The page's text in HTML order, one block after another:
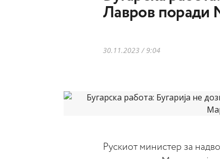
Лавров поради
30.11.2023 / 9:04
Рускиот министер за